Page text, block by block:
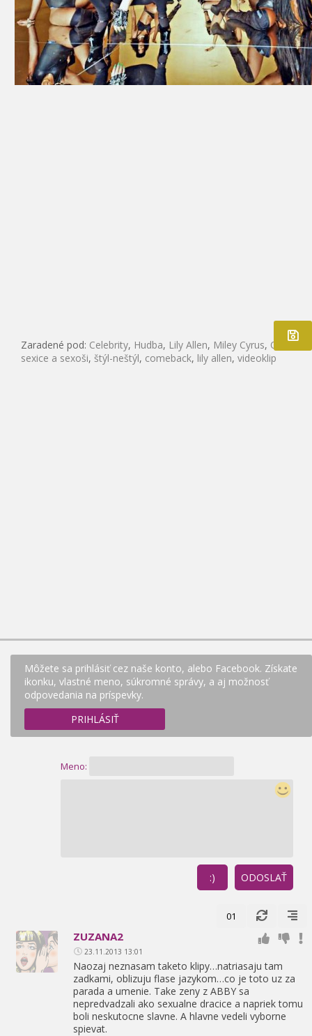
Zaradené pod: Celebrity, Hudba, Lily Allen, Miley Cyrus, OMG!,
sexice a sexoši, štýl-neštýl, comeback, lily allen, videoklip
Môžete sa prihlásiť cez naše konto, alebo Facebook. Získate
ikonku, vlastné meno, súkromné správy, a aj možnosť
odpovedania na príspevky.
PRIHLÁSIŤ
Meno:
ODOSLAŤ
:)
01
ZUZANA2
23.11.2013 13:01
Naozaj neznasam taketo klipy…natriasaju tam
zadkami, oblizuju flase jazykom…co je toto uz za
parada a umenie. Take zeny z ABBY sa
nepredvadzali ako sexualne dracice a napriek tomu
boli neskutocne slavne. A hlavne vedeli vyborne
spievat.